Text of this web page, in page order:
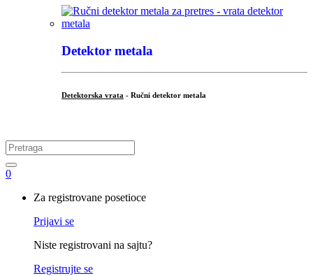
Detektor metala
Detektorska vrata - Ručni detektor metala
Search
for:
0
Za registrovane posetioce
Prijavi se
Niste registrovani na sajtu?
Registrujte se